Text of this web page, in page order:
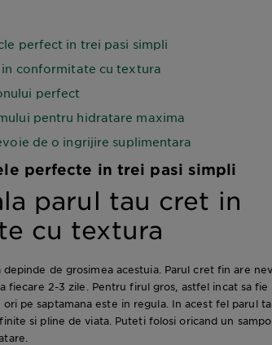
perfect in trei pasi simpli
in conformitate cu textura
perfect
pentru hidratare maxima
de o ingrijire suplimentara
perfecte in trei pasi simpli
parul tau cret in
cu textura
depinde de grosimea acestuia. Parul cret fin are
fiecare 2-3 zile. Pentru firul gros, astfel incat sa
pe saptamana este in regula. In acest fel parul
si pline de viata. Puteti folosi oricand un